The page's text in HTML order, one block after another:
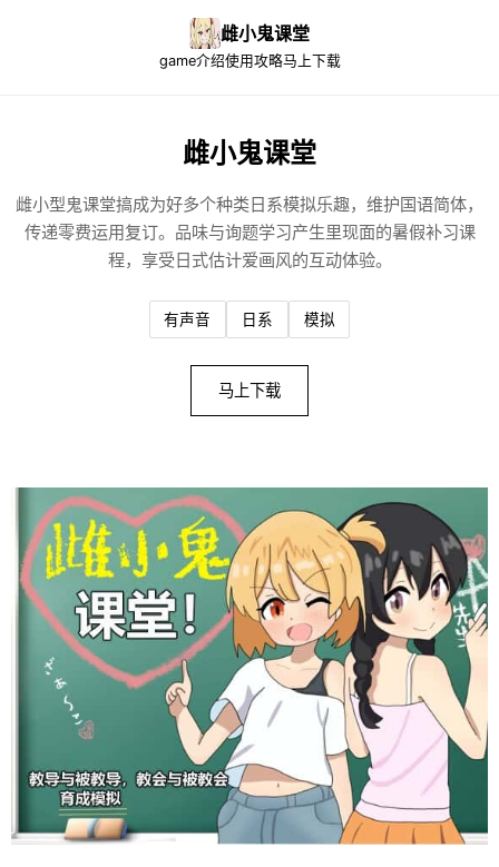
雌小鬼课堂
game介绍使用攻略马上下载
雌小鬼课堂
雌小型鬼课堂搞成为好多个种类日系模拟乐趣，维护国语简体，
传递零费运用复订。品味与询题学习产生里现面的暑假补习课
程，享受日式估计爱画风的互动体验。
有声音 日系 模拟
马上下载